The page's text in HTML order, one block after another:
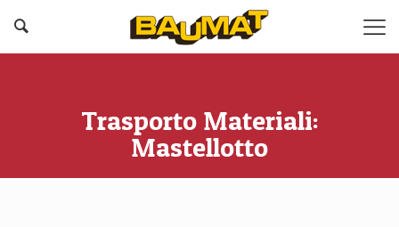
Trasporto Materiali:
Mastellotto